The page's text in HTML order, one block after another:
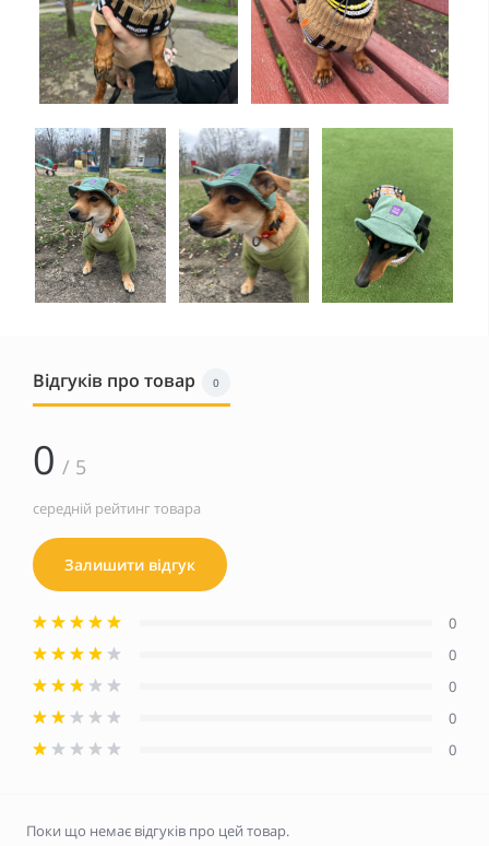
Відгуків про товар 0
0 / 5
середній рейтинг товара
Залишити відгук
0
0
0
0
0
Поки що немає відгуків про цей товар.